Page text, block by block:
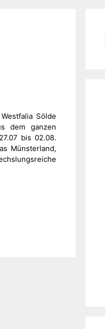
Sölde
dem ganzen
bis 02.08.
Münsterland,